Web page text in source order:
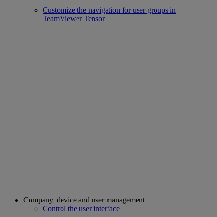
Customize the navigation for user groups in
TeamViewer Tensor
Company, device and user management
Control the user interface